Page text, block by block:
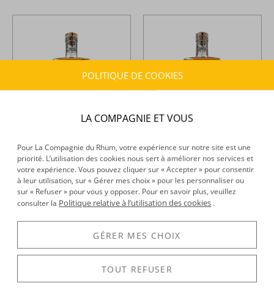
Mhoba - Rhum hors d'âge -
Imbasha - Bourbon Cask -
70cl - 61,5°
+
139,79 €TTC
Mhoba -Rhum hors d'âge -
Kigelia - Bourbon Cask - 70cl -
60,9°
139,66 €TTC
POLITIQUE DE COOKIES
LA COMPAGNIE ET VOUS
Pour La Compagnie du Rhum, votre expérience sur notre site est une
priorité. L’utilisation des cookies nous sert à améliorer nos services et
votre expérience. Vous pouvez cliquer sur « Accepter » pour consentir
à leur utilisation, sur « Gérer mes choix » pour les personnaliser ou
sur « Refuser » pour vous y opposer. Pour en savoir plus, veuillez
consulter la Politique relative à l’utilisation des cookies .
GÉRER MES CHOIX
TOUT REFUSER